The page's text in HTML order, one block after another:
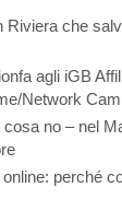
Riviera che
agli iGB
Network
no – nel
perché